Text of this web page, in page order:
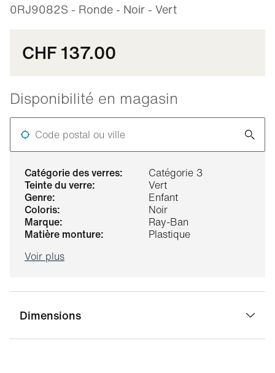
catégorie des verres:
Catégorie 3
teinte du verre:
Vert
genre:
Enfant
coloris:
Noir
marque:
Ray-Ban
matière monture:
Plastique
Voir plus
Dimensions
0RJ9082S - Ronde - Noir - Vert
CHF 137.00
Disponibilité en magasin
Code postal ou ville